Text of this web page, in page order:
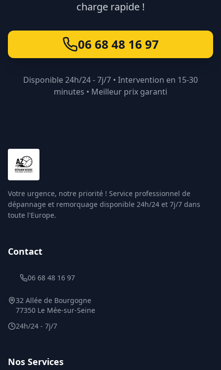
charge rapide !
06 68 48 16 97
Disponible 24h/24 - 7j/7 • Intervention en 15-30
minutes • Meilleur prix garanti
Votre urgence, notre priorité ! Service professionnel de
dépannage et remorquage disponible 24h/24 et 7j/7 dans
toute l'Europe.
Contact
06 68 48 16 97
32 Allée de Bourgogne
77350 Le Mée-sur-Seine
24h/24 - 7j/7
Nos Services